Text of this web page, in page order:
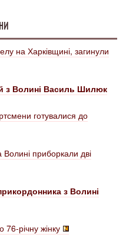
на Харківщині, загинули
з Волині Василь Шилюк
готувалися до
Волині приборкали дві
з Волині
76-річну жінку